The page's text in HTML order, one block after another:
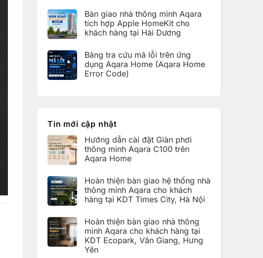
Aqara
Home
thống
nhà
thông
minh
khách
hàng
tại
KDT
bình
luận
ở
Hoàn
giao
nhà
thông
minh
Aqara
Văn
Giang,
Hưng
Yên
Bàn giao nhà thông minh Aqara
tích hợp Apple HomeKit cho
khách hàng tại Hải Dương
bình
luận
ở
Bàn
hợp
Apple
cho
khách
hàng
tại
Bảng tra cứu mã lỗi trên ứng
dụng Aqara Home (Aqara Home
Error Code)
tra
cứu
lỗi
trên
ứng
dụng
(Aqara
Home
Error
Code)
Tin mới cập nhật
Hướng dẫn cài đặt Giàn phơi
thông minh Aqara C100 trên
Aqara Home
bình
luận
ở
Hướng
đặt
Giàn
phơi
thông
minh
Aqara
Hoàn thiện bàn giao hệ thống nhà
thông minh Aqara cho khách
hàng tại KDT Times City, Hà Nội
bình
luận
ở
Hoàn
thiện
bàn
Hoàn thiện bàn giao nhà thông
minh Aqara cho khách hàng tại
KDT Ecopark, Văn Giang, Hưng
Yên